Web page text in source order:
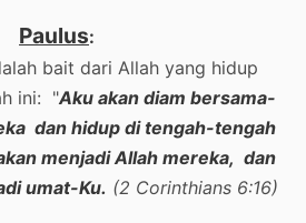
Paulus:
bait dari Allah yang hidup
ini: "Aku akan diam bersama-
dan hidup di tengah-tengah
menjadi Allah mereka, dan
umat-Ku. (2 Corinthians 6:16)